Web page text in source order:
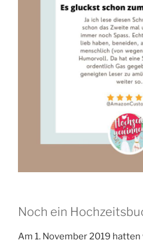
Noch ein
Am 1. November 2019